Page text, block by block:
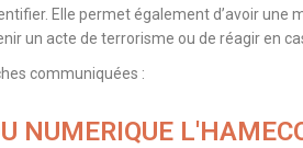
Elle permet également d’avoir
un acte de terrorisme ou de réagir en
communiquées :
NUMERIQUE